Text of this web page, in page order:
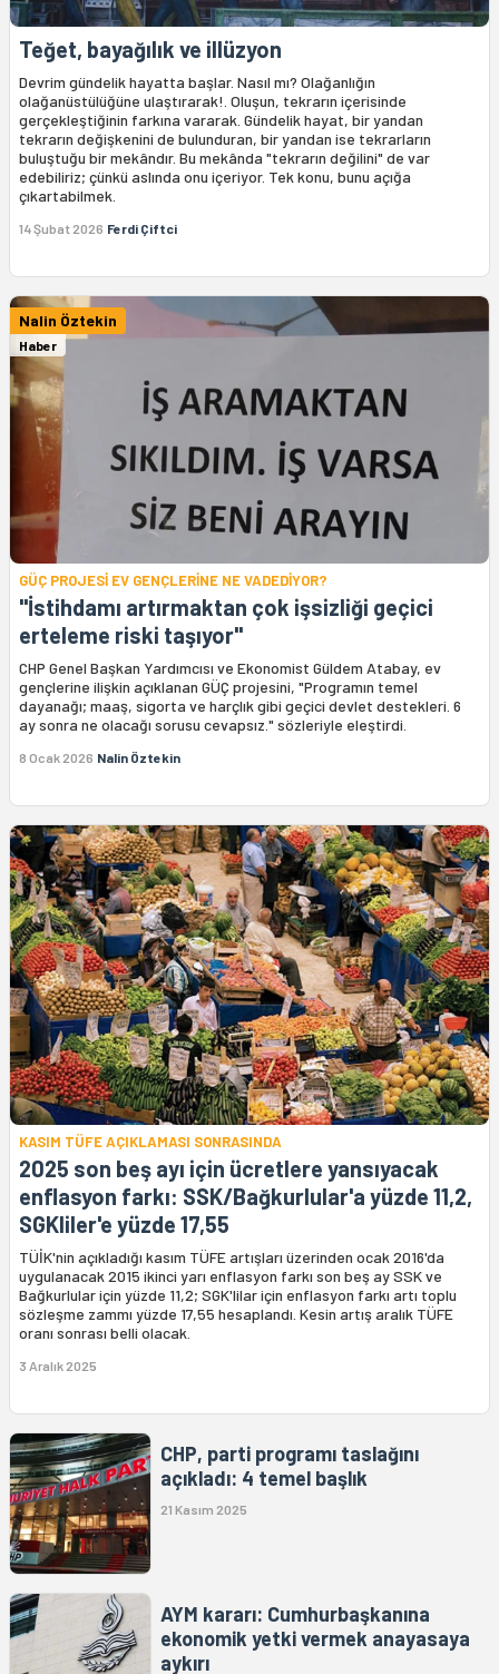
Teğet, bayağılık ve illüzyon
Devrim gündelik hayatta başlar. Nasıl mı? Olağanlığın
olağanüstülüğüne ulaştırarak!. Oluşun, tekrarın içerisinde
gerçekleştiğinin farkına vararak. Gündelik hayat, bir yandan
tekrarın değişkenini de bulunduran, bir yandan ise tekrarların
buluştuğu bir mekândır. Bu mekânda "tekrarın değilini" de var
edebiliriz; çünkü aslında onu içeriyor. Tek konu, bunu açığa
çıkartabilmek.
14 Şubat 2026 Ferdi Çiftci
Nalin Öztekin
Haber
GÜÇ PROJESİ EV GENÇLERİNE NE VADEDİYOR?
"İstihdamı artırmaktan çok işsizliği geçici
erteleme riski taşıyor"
CHP Genel Başkan Yardımcısı ve Ekonomist Güldem Atabay, ev
gençlerine ilişkin açıklanan GÜÇ projesini, "Programın temel
dayanağı; maaş, sigorta ve harçlık gibi geçici devlet destekleri. 6
ay sonra ne olacağı sorusu cevapsız." sözleriyle eleştirdi.
8 Ocak 2026 Nalin Öztekin
KASIM TÜFE AÇIKLAMASI SONRASINDA
2025 son beş ayı için ücretlere yansıyacak
enflasyon farkı: SSK/Bağkurlular'a yüzde 11,2,
SGKliler'e yüzde 17,55
TÜİK'nin açıkladığı kasım TÜFE artışları üzerinden ocak 2016'da
uygulanacak 2015 ikinci yarı enflasyon farkı son beş ay SSK ve
Bağkurlular için yüzde 11,2; SGK'lilar için enflasyon farkı artı toplu
sözleşme zammı yüzde 17,55 hesaplandı. Kesin artış aralık TÜFE
oranı sonrası belli olacak.
3 Aralık 2025
CHP, parti programı taslağını
açıkladı: 4 temel başlık
21 Kasım 2025
AYM kararı: Cumhurbaşkanına
ekonomik yetki vermek anayasaya
aykırı